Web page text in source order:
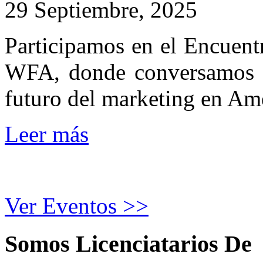
29 Septiembre, 2025
Participamos en el
WFA, donde
futuro del marketing en
Leer más
Ver Eventos >>
Somos Licenciatarios De